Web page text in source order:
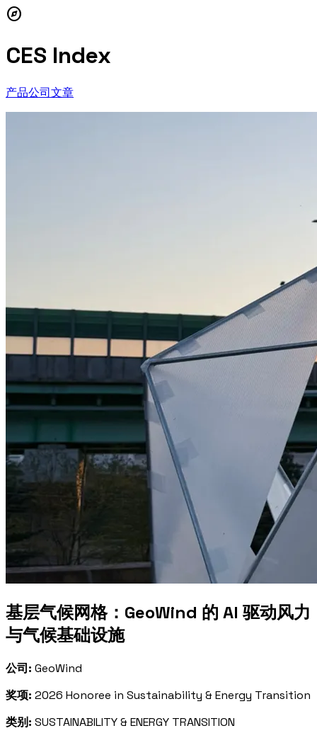
explore
CES Index
产品公司文章
基层气候网格：GeoWind 的 AI 驱动风力
与气候基础设施
公司: GeoWind
奖项: 2026 Honoree in Sustainability & Energy Transition
类别: SUSTAINABILITY & ENERGY TRANSITION